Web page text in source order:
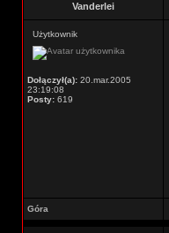
Vanderlei
Użytkownik
Dołączył(a): 20.mar.2005
23:19:08
Posty: 619
Góra